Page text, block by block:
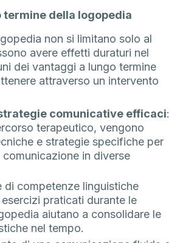
termine della logopedia
non si limitano solo al
avere effetti duraturi nel
dei vantaggi a lungo termine
attraverso un intervento
comunicative efficaci:
terapeutico, vengono
e strategie specifiche per
comunicazione in diverse
di competenze linguistiche
praticati durante le
aiutano a consolidare le
nel tempo.